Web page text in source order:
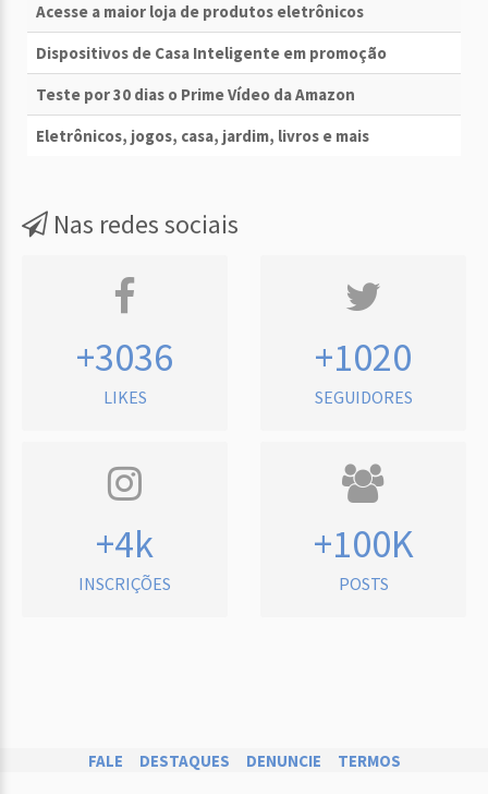
Acesse a maior loja de produtos eletrônicos
Dispositivos de Casa Inteligente em promoção
Teste por 30 dias o Prime Vídeo da Amazon
Eletrônicos, jogos, casa, jardim, livros e mais
Nas redes sociais
+3036
LIKES
+1020
SEGUIDORES
+4k
INSCRIÇÕES
+100K
POSTS
FALE DESTAQUES DENUNCIE TERMOS